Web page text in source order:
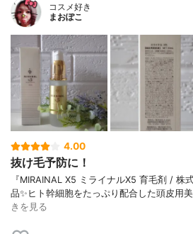
コスメ好き
まおぽこ
4.00
抜け毛予防に！
『MIRAINAL X5 ミライナルX5 育毛剤 / 株
品✨ヒト幹細胞をたっぷり配合した頭皮用
きを見る